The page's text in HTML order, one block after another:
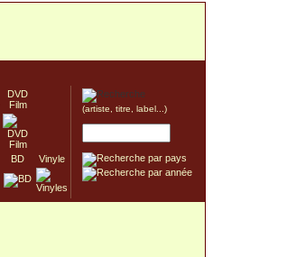
DVD
Film
BD Vinyle
(artiste, titre, label...)